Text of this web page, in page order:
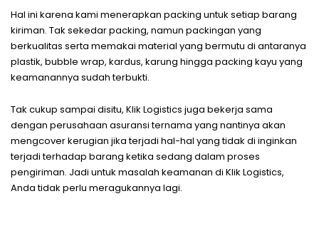
Hal ini karena kami menerapkan packing untuk setiap barang
kiriman. Tak sekedar packing, namun packingan yang
berkualitas serta memakai material yang bermutu di antaranya
plastik, bubble wrap, kardus, karung hingga packing kayu yang
keamanannya sudah terbukti.
Tak cukup sampai disitu, Klik Logistics juga bekerja sama
dengan perusahaan asuransi ternama yang nantinya akan
mengcover kerugian jika terjadi hal-hal yang tidak di inginkan
terjadi terhadap barang ketika sedang dalam proses
pengiriman. Jadi untuk masalah keamanan di Klik Logistics,
Anda tidak perlu meragukannya lagi.